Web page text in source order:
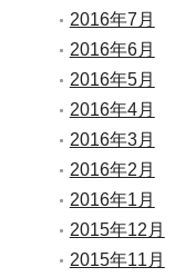
2016年7月
2016年6月
2016年5月
2016年4月
2016年3月
2016年2月
2016年1月
2015年12月
2015年11月